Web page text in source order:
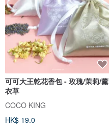
可可大王乾花香包 - 玫瑰/茉莉/薰
衣草
COCO KING
HK$ 19.0